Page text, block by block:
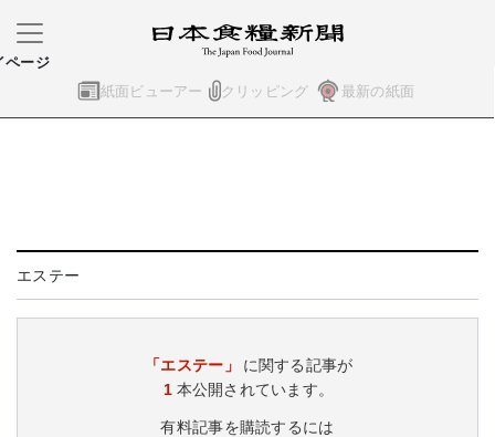
紙面ビューアー クリッピング 最新の紙面
ページ
エステー
「エステー」
に関する記事が
1 本公開されています。
有料記事を購読するには